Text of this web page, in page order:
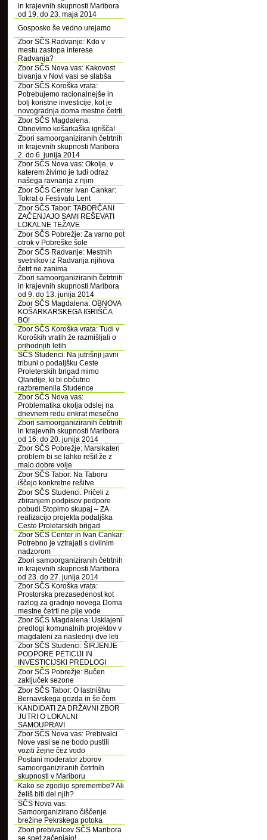
in krajevnih skupnosti Maribora
od 19. do 23. maja 2014
Gosposko še vedno urejamo
Zbor SČS Radvanje: Kdo v
mestu zastopa interese
Radvanja?
Zbor SČS Nova vas: Kakovost
bivanja v Novi vasi se slabša
Zbor SČS Koroška vrata:
Potrebujemo racionalnejše in
bolj koristne investicije, kot je
novogradnja doma mestne četrti
Zbor SČS Magdalena:
Obnovimo košarkaška igrišča!
Zbori samoorganiziranih četrtnih
in krajevnih skupnosti Maribora
2. do 6. junija 2014
Zbor SČS Nova vas: Okolje, v
katerem živimo je tudi odraz
našega ravnanja z njim
Zbor SČS Center Ivan Cankar:
Tokrat o Festivalu Lent
Zbor SČS Tabor: TABORČANI
ZAČENJAJO SAMI REŠEVATI
LOKALNE TEŽAVE
Zbor SČS Pobrežje: Za varno pot
otrok v Pobreške šole
Zbor SČS Radvanje: Mestnih
svetnikov iz Radvanja njihova
četrt ne zanima
Zbori samoorganiziranih četrtnih
in krajevnih skupnosti Maribora
od 9. do 13. junija 2014
Zbor SČS Magdalena: OBNOVA
KOŠARKARSKEGA IGRIŠČA
BO!
Zbor SČS Koroška vrata: Tudi v
Koroških vratih že razmišljali o
prihodnjih letih
SČS Studenci: Na jutrišnji javni
tribuni o podaljšku Ceste
Proleterskih brigad mimo
Qlandije, ki bi občutno
razbremenila Studence
Zbor SČS Nova vas:
Problematika okolja odslej na
dnevnem redu enkrat mesečno
Zbori samoorganiziranih četrtnih
in krajevnih skupnosti Maribora
od 16. do 20. junija 2014
Zbor SČS Pobrežje: Marsikateri
problem bi se lahko rešil že z
malo dobre volje
Zbor SČS Tabor: Na Taboru
iščejo konkretne rešitve
Zbor SČS Studenci: Pričeli z
zbiranjem podpisov podpore
pobudi Stopimo skupaj – ZA
realizacijo projekta podaljška
Ceste Proletarskih brigad
Zbor SČS Center in Ivan Cankar:
Potrebno je vztrajati s civilnim
nadzorom
Zbori samoorganiziranih četrtnih
in krajevnih skupnosti Maribora
od 23. do 27. junija 2014
Zbor SČS Koroška vrata:
Prostorska prezasedenost kot
razlog za gradnjo novega Doma
mestne četrti ne pije vode
Zbor SČS Magdalena: Usklajeni
predlogi komunalnih projektov v
magdaleni za naslednji dve leti
Zbor SČS Studenci: ŠIRJENJE
PODPORE PETICIJI IN
INVESTICIJSKI PREDLOGI
Zbor SČS Pobrežje: Bučen
zaključek sezone
Zbor SČS Tabor: O lastništvu
Bernavskega gozda in še čem
KANDIDATI ZA DRŽAVNI ZBOR
JUTRI O LOKALNI
SAMOUPRAVI
Zbor SČS Nova vas: Prebivalci
Nove vasi se ne bodo pustili
voziti žejne čez vodo
Postani moderator zborov
samoorganiziranih četrtnih
skupnosti v Mariboru
Kako se zgodijo spremembe? Ali
želiš biti del njih?
SČS Nova vas:
Samoorganizirano čiščenje
brežine Pekrskega potoka
Zbori prebivalcev SČS Maribora
se spet začenjajo!